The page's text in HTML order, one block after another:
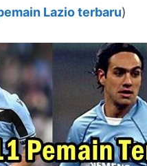
Lazio terbaru)